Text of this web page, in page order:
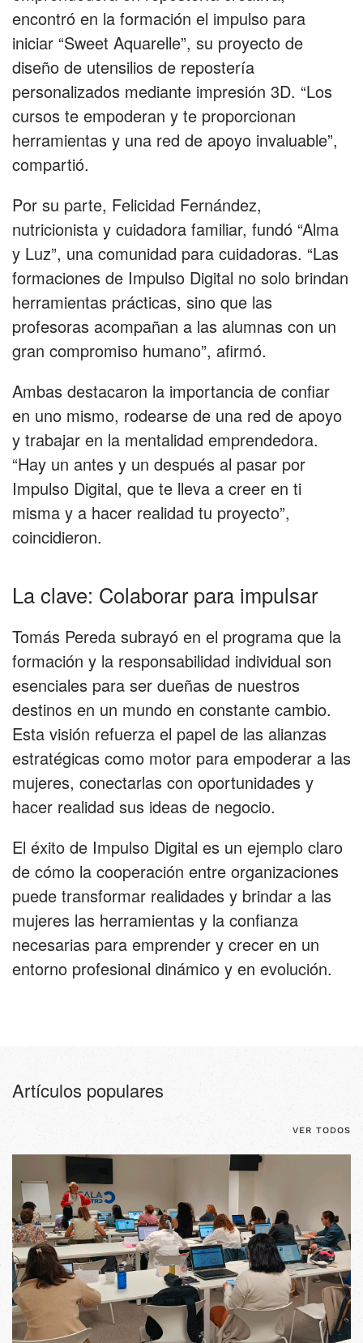
encontró en la formación el impulso para
iniciar “Sweet Aquarelle”, su proyecto de
diseño de utensilios de repostería
personalizados mediante impresión 3D. “Los
cursos te empoderan y te proporcionan
herramientas y una red de apoyo invaluable”,
compartió.
Por su parte, Felicidad Fernández,
nutricionista y cuidadora familiar, fundó “Alma
y Luz”, una comunidad para cuidadoras. “Las
formaciones de Impulso Digital no solo brindan
herramientas prácticas, sino que las
profesoras acompañan a las alumnas con un
gran compromiso humano”, afirmó.
Ambas destacaron la importancia de confiar
en uno mismo, rodearse de una red de apoyo
y trabajar en la mentalidad emprendedora.
“Hay un antes y un después al pasar por
Impulso Digital, que te lleva a creer en ti
misma y a hacer realidad tu proyecto”,
coincidieron.
La clave: Colaborar para impulsar
Tomás Pereda subrayó en el programa que la
formación y la responsabilidad individual son
esenciales para ser dueñas de nuestros
destinos en un mundo en constante cambio.
Esta visión refuerza el papel de las alianzas
estratégicas como motor para empoderar a las
mujeres, conectarlas con oportunidades y
hacer realidad sus ideas de negocio.
El éxito de Impulso Digital es un ejemplo claro
de cómo la cooperación entre organizaciones
puede transformar realidades y brindar a las
mujeres las herramientas y la confianza
necesarias para emprender y crecer en un
entorno profesional dinámico y en evolución.
Artículos populares
VER TODOS